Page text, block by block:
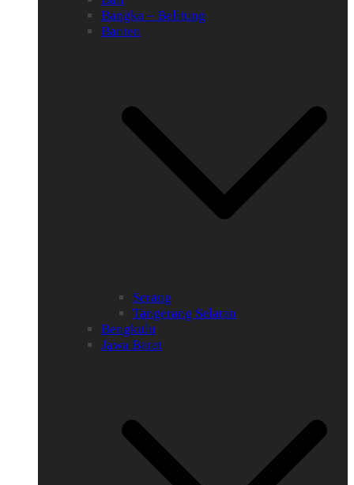
Bangka – Belitung
Banten
Serang
Tangerang Selatan
Bengkulu
Jawa Barat